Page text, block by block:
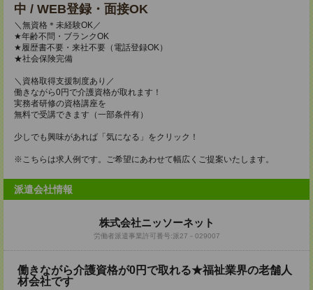
中 / WEB登録・面接OK
＼無資格＊未経験OK／
★年齢不問・ブランクOK
★履歴書不要・来社不要（電話登録OK）
★社会保険完備
＼資格取得支援制度あり／
働きながら0円で介護資格が取れます！
実務者研修の資格講座を
無料で受講できます（一部条件有）
少しでも興味があれば「気になる」をクリック！
※こちらは求人例です。ご希望にあわせて幅広くご提案いたします。
派遣会社情報
株式会社ニッソーネット
労働者派遣事業許可番号:派27－029007
働きながら介護資格が0円で取れる★福祉業界の老舗人
材会社です